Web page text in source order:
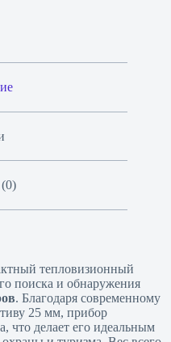
тепловизионный
поиска и обнаружения
. Благодаря современному
25 мм, прибор
что делает его идеальным